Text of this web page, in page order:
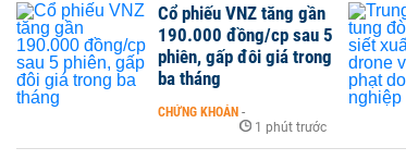
Cổ phiếu VNZ tăng gần
190.000 đồng/cp sau 5
phiên, gấp đôi giá trong
ba tháng
CHỨNG KHOÁN -
1 phút trước